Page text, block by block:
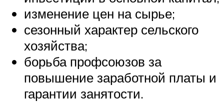
изменение цен на сырье;
сезонный характер сельского
хозяйства;
борьба профсоюзов за
повышение заработной платы и
гарантии занятости.